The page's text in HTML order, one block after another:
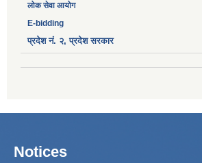
लोक सेवा आयोग
E-bidding
प्रदेश नं. २, प्रदेश सरकार
Notices